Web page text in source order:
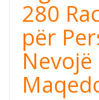
280
për